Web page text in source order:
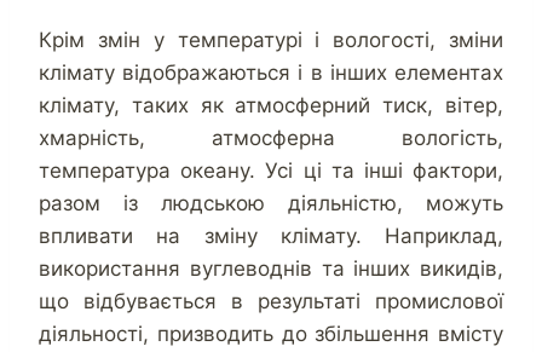
Крім змін у температурі і вологості, зміни
клімату відображаються і в інших елементах
клімату, таких як атмосферний тиск, вітер,
хмарність, атмосферна вологість,
температура океану. Усі ці та інші фактори,
разом із людською діяльністю, можуть
впливати на зміну клімату. Наприклад,
використання вуглеводнів та інших викидів,
що відбувається в результаті промислової
діяльності, призводить до збільшення вмісту